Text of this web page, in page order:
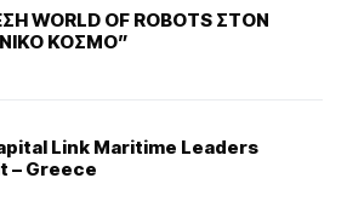
WORLD OF ROBOTS ΣΤΟΝ
ΚΟΣΜΟ”
Link Maritime Leaders
– Greece